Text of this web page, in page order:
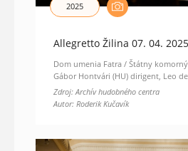
2025
Allegretto Žilina 07. 04. 2025
Dom umenia Fatra / Štátny komorný
Gábor Hontvári (HU) dirigent, Leo
Zdroj: Archív hudobného centra
Autor: Roderik Kučavík